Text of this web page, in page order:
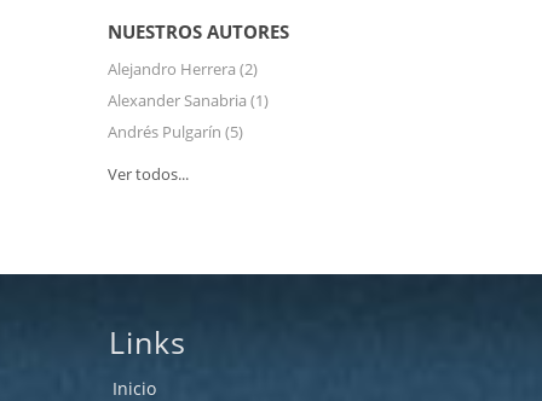
NUESTROS AUTORES
Alejandro Herrera (2)
Alexander Sanabria (1)
Andrés Pulgarín (5)
Ver todos...
Links
Inicio